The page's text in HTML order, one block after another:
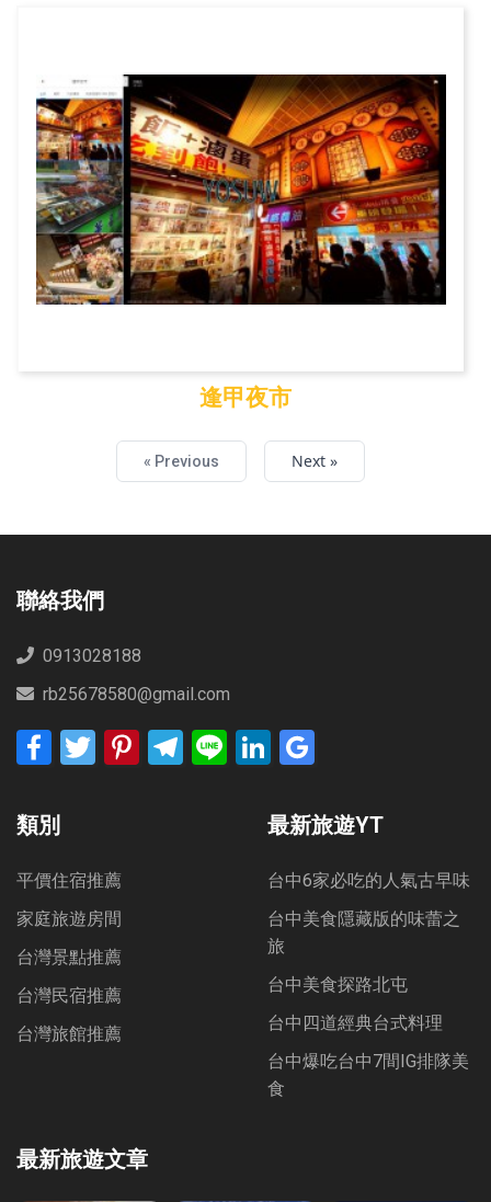
逢甲夜市
逢甲夜市
« Previous Next »
聯絡我們
0913028188
rb25678580@gmail.com
FacebookTwitter PinterestTelegram
Line LinkedIn
類別
平價住宿推薦
家庭旅遊房間
台灣景點推薦
台灣民宿推薦
台灣旅館推薦
最新旅遊文章
最新旅遊YT
台中6家必吃的人氣古早味
台中美食隱藏版的味蕾之
旅
台中美食探路北屯
台中四道經典台式料理
台中爆吃台中7間IG排隊美
食